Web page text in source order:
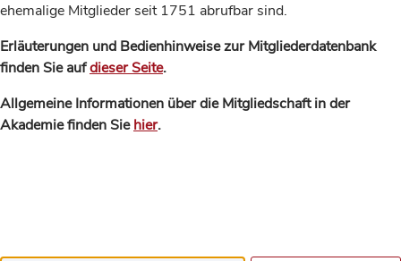
ehemalige Mitglieder seit 1751 abrufbar sind.
Erläuterungen und Bedienhinweise zur Mitgliederdatenbank
finden Sie aufdieser Seite.
Allgemeine Informationen über die Mitgliedschaft in der
Akademie finden Siehier.